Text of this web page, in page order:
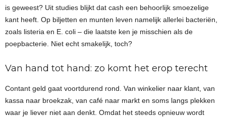
is geweest? Uit studies blijkt dat cash een behoorlijk smoezelige
kant heeft. Op biljetten en munten leven namelijk allerlei bacteriën,
zoals listeria en E. coli – die laatste ken je misschien als de
poepbacterie. Niet echt smakelijk, toch?
Van hand tot hand: zo komt het erop terecht
Contant geld gaat voortdurend rond. Van winkelier naar klant, van
kassa naar broekzak, van café naar markt en soms langs plekken
waar je liever niet aan denkt. Omdat het steeds opnieuw wordt